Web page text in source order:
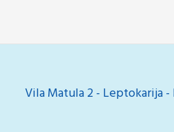
Vila Matula 2 - Leptokarija -